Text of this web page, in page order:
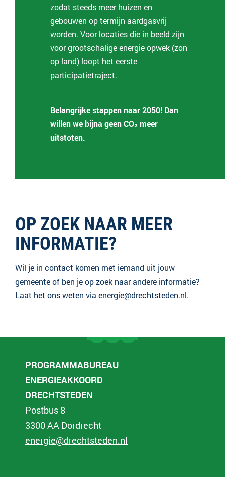
zodat steeds meer huizen en
gebouwen op termijn aardgasvrij
worden. Voor locaties die in beeld zijn
voor grootschalige energie opwek (zon
op land) loopt het eerste
participatietraject.
Belangrijke stappen naar 2050! Dan
willen we bijna geen CO₂ meer
uitstoten.
OP ZOEK NAAR MEER
INFORMATIE?
Wil je in contact komen met iemand uit jouw
gemeente of ben je op zoek naar andere informatie?
Laat het ons weten via energie@drechtsteden.nl.
PROGRAMMABUREAU
ENERGIEAKKOORD
DRECHTSTEDEN
Postbus 8
3300 AA Dordrecht
energie@drechtsteden.nl